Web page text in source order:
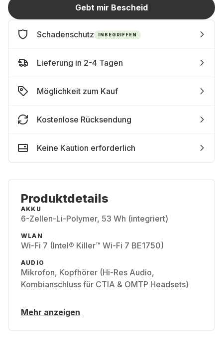
Gebt mir Bescheid
Schadenschutz INBEGRIFFEN
Lieferung in 2-4 Tagen
Möglichkeit zum Kauf
Kostenlose Rücksendung
Keine Kaution erforderlich
Produktdetails
AKKU
6-Zellen-Li-Polymer, 53 Wh (integriert)
WLAN
Wi-Fi 7 (Intel® Killer™ Wi-Fi 7 BE1750)
AUDIO
Mikrofon, Kopfhörer (Hi-Res Audio,
Kombianschluss für CTIA & OMTP Headsets)
Mehr anzeigen